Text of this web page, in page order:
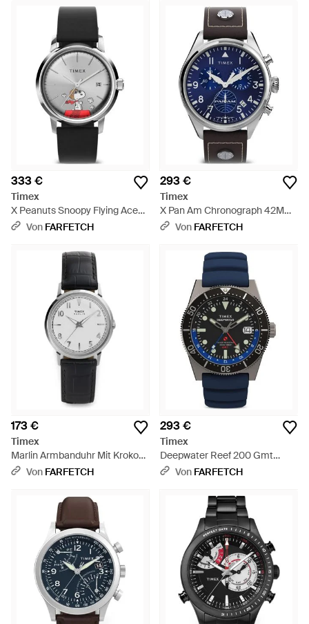
333 €
Timex
X Peanuts Snoopy Flying Ace
Armbanduhr 40Mm - Grau
Von FARFETCH
293 €
Timex
X Pan Am Chronograph 42Mm
- Blau
Von FARFETCH
173 €
Timex
Marlin Armbanduhr Mit Kroko-
Effekt 34Mm - Grau
Von FARFETCH
293 €
Timex
Deepwater Reef 200 Gmt
Armbanduhr 41Mm - Blau
Von FARFETCH